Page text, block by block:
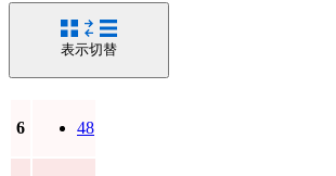
表示切替
6 48